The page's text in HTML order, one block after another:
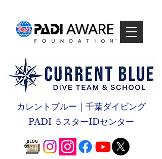
カレントブルー｜千葉ダイビング
PADI ５スターIDセンター